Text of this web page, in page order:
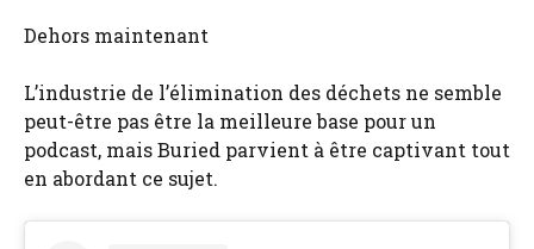
Dehors maintenant
L’industrie de l’élimination des déchets ne semble
peut-être pas être la meilleure base pour un
podcast, mais Buried parvient à être captivant tout
en abordant ce sujet.